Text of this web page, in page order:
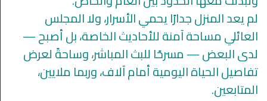
لم يعد المنزل جدارًا يحمي الأسرار، ولا المجلس
العائلي مساحة آمنة للأحاديث الخاصة، بل أصبح —
لدى البعض — مسرحًا للبث المباشر، وساحةً لعرض
تفاصيل الحياة اليومية أمام آلاف، وربما ملايين،
المتابعين.